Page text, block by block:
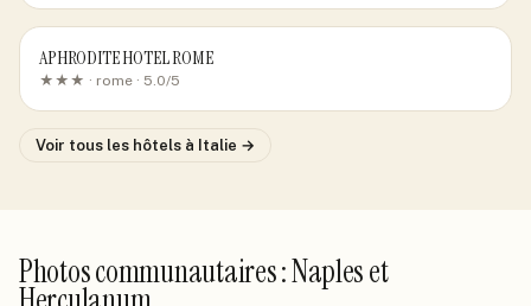
APHRODITE HOTEL ROME
★★★ · rome · 5.0/5
Voir tous les hôtels à Italie →
Photos communautaires : Naples et